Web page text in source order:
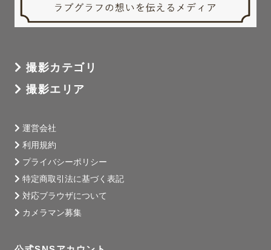
平日土日かかわらず、午前中の撮影でしたら、対応できる
お日にちが多いです。
大変ご迷惑をおかけして申し訳ありませんが、ご理解・ご
協力の程よろしくお願い致します。
ゲストさんに寄り添った打ち合わせを心がけております。
撮影カテゴリ
撮影エリア
運営会社
利用規約
プライバシーポリシー
特定商取引法に基づく表記
対応ブラウザについて
カメラマン募集